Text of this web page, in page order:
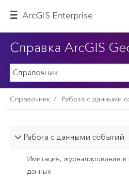
ArcGIS Enterprise
Справка ArcGIS
Справочник Работа с данными
Работа с данными событий
Имитация, журналирование
данных